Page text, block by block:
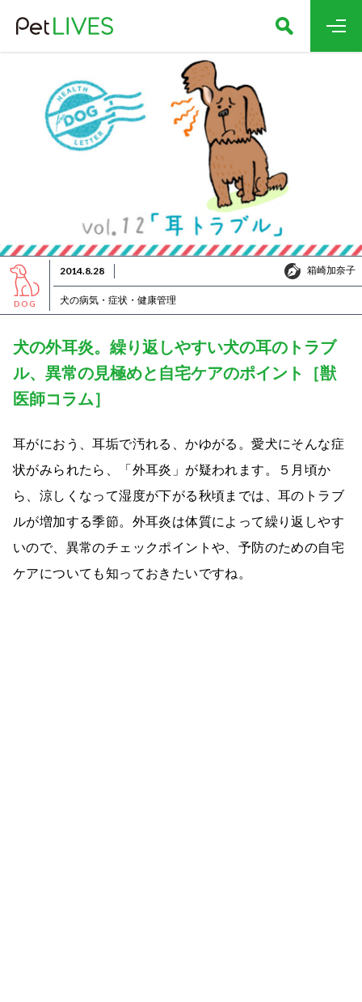
DOG
2014.8.28 箱崎加奈子
箱崎加奈子
犬の病気・症状・健康管理
犬の外耳炎。繰り返しやすい犬の耳のトラブ
ル、異常の見極めと自宅ケアのポイント［獣
医師コラム］
耳がにおう、耳垢で汚れる、かゆがる。愛犬にそんな症
状がみられたら、「外耳炎」が疑われます。５月頃か
ら、涼しくなって湿度が下がる秋頃までは、耳のトラブ
ルが増加する季節。外耳炎は体質によって繰り返しやす
いので、異常のチェックポイントや、予防のための自宅
ケアについても知っておきたいですね。